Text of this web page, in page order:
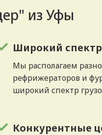
из Уфы
Широкий
Мы располагаем
рефрижераторов и
широкий спектр
Конкурентные